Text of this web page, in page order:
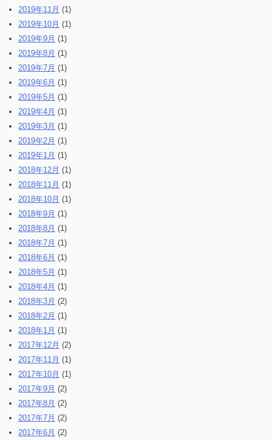
2019年11月 (1)
2019年10月 (1)
2019年9月 (1)
2019年8月 (1)
2019年7月 (1)
2019年6月 (1)
2019年5月 (1)
2019年4月 (1)
2019年3月 (1)
2019年2月 (1)
2019年1月 (1)
2018年12月 (1)
2018年11月 (1)
2018年10月 (1)
2018年9月 (1)
2018年8月 (1)
2018年7月 (1)
2018年6月 (1)
2018年5月 (1)
2018年4月 (1)
2018年3月 (2)
2018年2月 (1)
2018年1月 (1)
2017年12月 (2)
2017年11月 (1)
2017年10月 (1)
2017年9月 (2)
2017年8月 (2)
2017年7月 (2)
2017年6月 (2)